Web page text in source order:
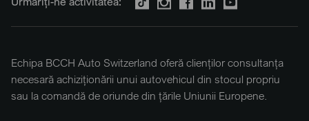
Echipa BCCH Auto Switzerland oferă clienților consultanța
necesară achiziționării unui autovehicul din stocul propriu
sau la comandă de oriunde din țările Uniunii Europene.